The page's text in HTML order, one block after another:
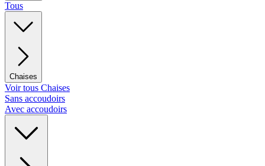
Tous
Chaises
Voir tous Chaises
Sans accoudoirs
Avec accoudoirs